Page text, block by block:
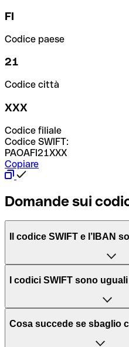
FI
Codice paese
21
Codice città
XXX
Codice filiale
Codice SWIFT:
PAOAFI21XXX
Copiare
Domande sui
Il codice SWIFT e l’IBAN
L'acronimo SWIFT sta per
per l’elaborazione dei
Il BIC, invece, sta per
I codici SWIFT sono
Dipende dalle banche. In
Cosa succede se sbaglio